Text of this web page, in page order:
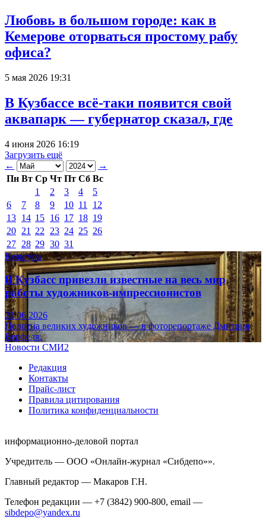
Любовь в большом городе: как в
Кемерове оторваться простому рабу
офиса?
5 мая 2026 19:31
В Кузбассе всё-таки появится свой
аквапарк — губернатор сказал, где
4 июня 2026 16:19
Загрузить ещё
←
→
Пн Вт Ср Чт Пт Сб Вс
1
2 3 4
5
6
7 8 9 10 11
12
13 14 15 16 17 18 19
20 21 22 23 24 25 26
27 28 29 30 31
Культура
В Кузбасс привезли известные на весь мир
работы художников-импрессионистов
23.06.2026
Полотна великих художников — в фоторепортаже Дмитрия
Верфеля.
Новости СМИ2
Редакция
Контакты
Прайс-лист
Правила цитирования
Политика конфиденциальности
информационно-деловой портал
Учредитель — ООО «Онлайн-журнал «Сибдепо»».
Главный редактор — Макаров Г.Н.
Телефон редакции — +7 (3842) 900-800, email —
sibdepo@yandex.ru